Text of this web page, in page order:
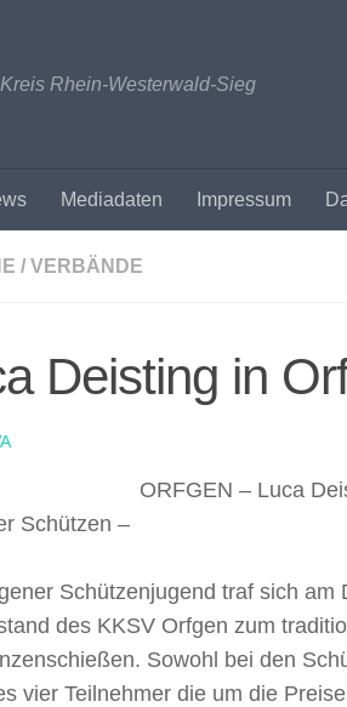
Rhein-Westerwald-Sieg
Mediadaten Impressum
/ VERBÄNDE
Deisting in
ORFGEN – Luca
Schützen –
Schützenjugend traf sich am
des KKSV Orfgen zum
Sowohl bei den
vier Teilnehmer die um die